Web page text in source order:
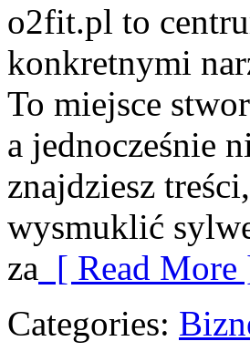
o2fit.pl to
konkretnymi
To miejsce
a jednocześnie
znajdziesz
wysmuklić
za [ Read More
Categories: